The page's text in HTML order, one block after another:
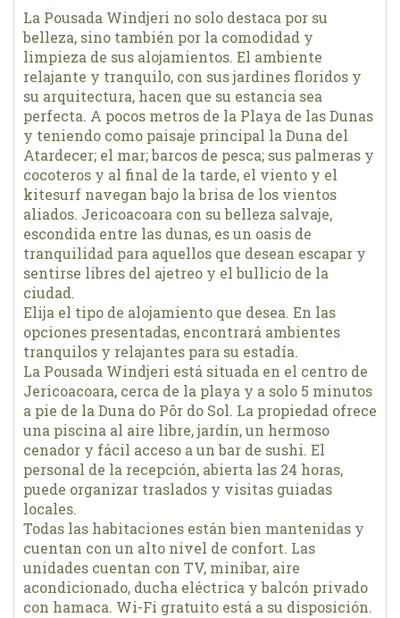
La Pousada Windjeri no solo destaca por su
belleza, sino también por la comodidad y
limpieza de sus alojamientos. El ambiente
relajante y tranquilo, con sus jardines floridos y
su arquitectura, hacen que su estancia sea
perfecta. A pocos metros de la Playa de las Dunas
y teniendo como paisaje principal la Duna del
Atardecer; el mar; barcos de pesca; sus palmeras y
cocoteros y al final de la tarde, el viento y el
kitesurf navegan bajo la brisa de los vientos
aliados. Jericoacoara con su belleza salvaje,
escondida entre las dunas, es un oasis de
tranquilidad para aquellos que desean escapar y
sentirse libres del ajetreo y el bullicio de la
ciudad.
Elija el tipo de alojamiento que desea. En las
opciones presentadas, encontrará ambientes
tranquilos y relajantes para su estadía.
La Pousada Windjeri está situada en el centro de
Jericoacoara, cerca de la playa y a solo 5 minutos
a pie de la Duna do Pôr do Sol. La propiedad ofrece
una piscina al aire libre, jardín, un hermoso
cenador y fácil acceso a un bar de sushi. El
personal de la recepción, abierta las 24 horas,
puede organizar traslados y visitas guiadas
locales.
Todas las habitaciones están bien mantenidas y
cuentan con un alto nivel de confort. Las
unidades cuentan con TV, minibar, aire
acondicionado, ducha eléctrica y balcón privado
con hamaca. Wi-Fi gratuito está a su disposición.